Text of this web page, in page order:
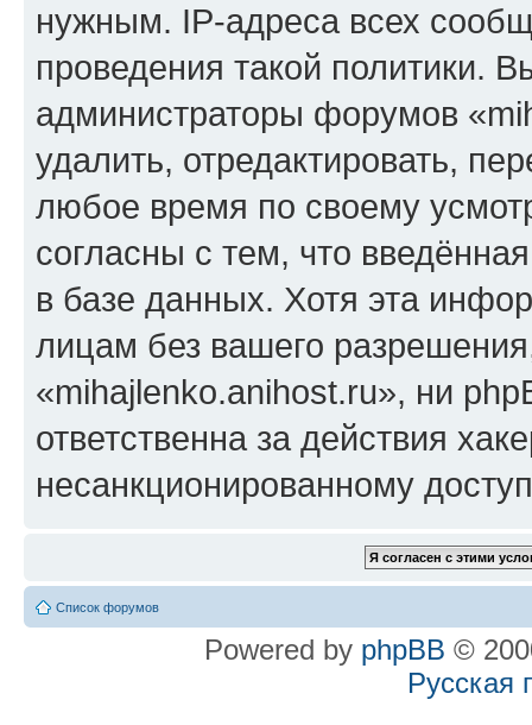
нужным. IP-адреса всех
проведения такой политики.
администраторы форумов
удалить, отредактировать,
любое время по своему
согласны с тем, что
в базе данных. Хотя эта
лицам без вашего
«mihajlenko.anihost.ru», ни
ответственна за действия
несанкционированному
Список форумов
Powered by phpBB ©
Русская